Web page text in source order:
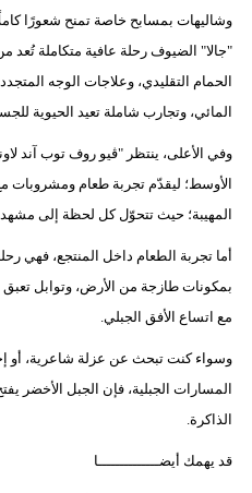
وشاليهات بمسابح خاصة تمنح شعورًا
"جالا" الضيوف رحلة عافية متكاملة تُعد
الحمام التقليدي، وعلاجات الوجه
المائي، وتجارب شاملة تعيد الحيوية
الأوسط؛ ليقدّم تجربة طعام ومشروبات
المهيبة؛ حيث تتحوّل كل لحظة إلى
أما تجربة الطعام داخل المنتجع، فهي
بمكونات طازجة من الأرض، وتوابل تعبق
مع اتساع الأفق الجبلي.
وسواء كنت تبحث عن عزلة شاعرية، أو
المسارات الجبلية، فإن الجبل الأخضر
الذاكرة.
قد يهمك أيضــــــــــــــا